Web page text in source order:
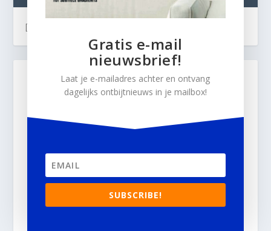
[instagram-feed]
Gratis e-mail
nieuwsbrief!
Laat je e-mailadres achter en ontvang
dagelijks ontbijtnieuws in je mailbox!
SUBSCRIBE!